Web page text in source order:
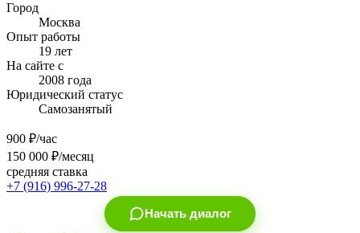
Город
Москва
Опыт работы
19 лет
На сайте с
2008 года
Юридический статус
Самозанятый
900 ₽/час
150 000 ₽/месяц
средняя ставка
+7 (916) 996-27-28
Начать диалог